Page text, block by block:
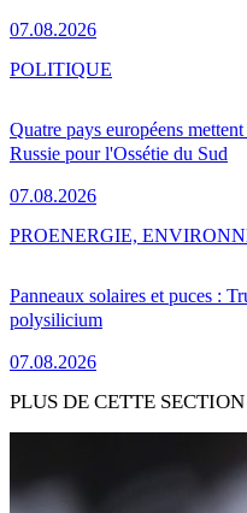
07.08.2026
Quatre pays européens
Russie pour l'Ossétie du Sud
07.08.2026
POLITIQUE
Panneaux solaires et puces :
polysilicium
07.08.2026
PROENERGIE,
PLUS DE CETTE SECTION